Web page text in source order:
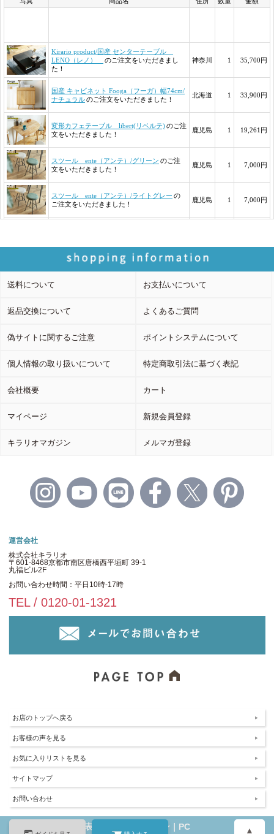
▲
送料について お支払いについて
返品交換について よくあるご質問
偽サイトに関するご注意 ポイントシステムについて
個人情報の取り扱いについて 特定商取引法に基づく表記
会社概要 カート
マイページ 新規会員登録
キラリオマガジン メルマガ登録
運営会社
株式会社キラリオ
〒601-8468京都市南区唐橋西平垣町 39-1
丸福ビル2F
お問い合わせ時間：平日10時-17時
TEL / 0120-01-1321
お店のトップへ戻る
お客様の声を見る
お気に入りリストを見る
サイトマップ
お問い合わせ
表示：スマートフォン｜ PC